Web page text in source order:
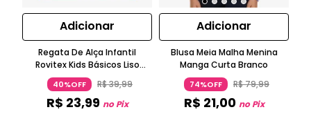
Adicionar
Regata De Alça Infantil
Rovitex Kids Básicos Liso
Amarelo
40%OFF R$39,99
R$ 23,99 no Pix
Adicionar
Blusa Meia Malha Menina
Manga Curta Branco
74%OFF R$79,99
R$ 21,00 no Pix